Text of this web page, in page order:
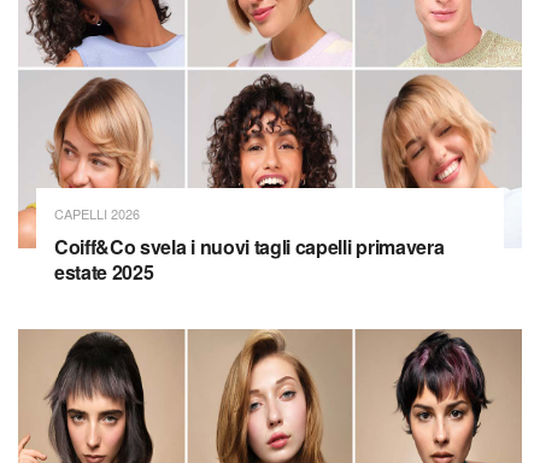
CAPELLI 2026
Coiff&Co svela i nuovi tagli capelli primavera
estate 2025